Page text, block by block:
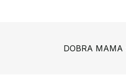
DOBRA MAMA